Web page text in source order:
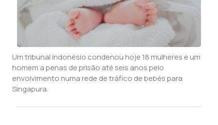
Um tribunal indonésio condenou hoje 18 mulheres e um
homem a penas de prisão até seis anos pelo
envolvimento numa rede de tráfico de bebés para
Singapura.